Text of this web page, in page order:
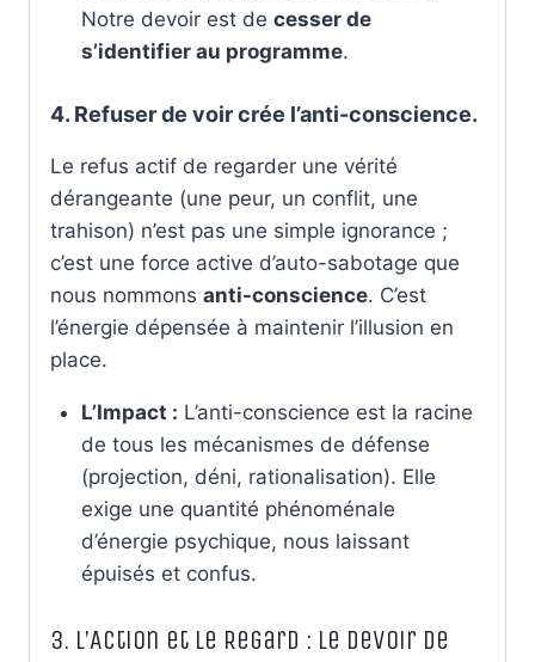
Notre devoir est de cesser de
s’identifier au programme.
4. Refuser de voir crée l’anti-conscience.
Le refus actif de regarder une vérité
dérangeante (une peur, un conflit, une
trahison) n’est pas une simple ignorance ;
c’est une force active d’auto-sabotage que
nous nommons anti-conscience. C’est
l’énergie dépensée à maintenir l’illusion en
place.
L’Impact : L’anti-conscience est la racine
de tous les mécanismes de défense
(projection, déni, rationalisation). Elle
exige une quantité phénoménale
d’énergie psychique, nous laissant
épuisés et confus.
3. L’Action et le Regard : Le Devoir de